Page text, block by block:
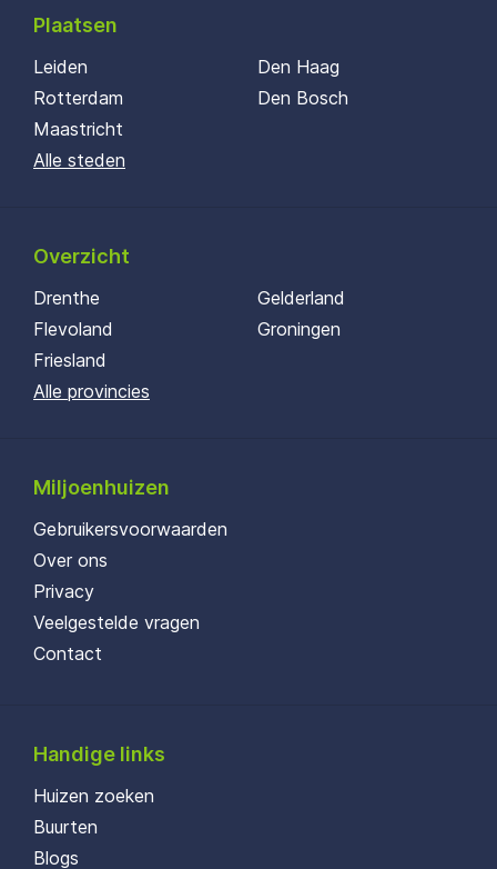
Plaatsen
Leiden
Rotterdam
Maastricht
Den Haag
Den Bosch
Alle steden
Overzicht
Drenthe
Flevoland
Friesland
Gelderland
Groningen
Alle provincies
Miljoenhuizen
Gebruikersvoorwaarden
Over ons
Privacy
Veelgestelde vragen
Contact
Handige links
Huizen zoeken
Buurten
Blogs